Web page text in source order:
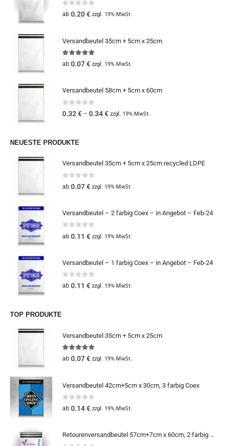
0out of 5
ab 0.20€ zzgl. 19% MwSt.
Versandbeutel 35cm + 5cm x 25cm
5.00 out of 5
ab 0.07€ zzgl. 19% MwSt.
Versandbeutel 58cm + 5cm x 60cm
0 out of 5
0.32€ – 0.34€ zzgl. 19% MwSt.
NEUESTE PRODUKTE
Versandbeutel 35cm + 5cm x 25cm recycled LDPE
0out of 5
ab 0.07€ zzgl. 19% MwSt.
Versandbeutel – 2 farbig Coex – in Angebot – Feb-24
0out of 5
ab 0.11 € zzgl. 19% MwSt.
Versandbeutel – 1 farbig Coex – in Angebot – Feb-24
0out of 5
ab 0.11 € zzgl. 19% MwSt.
TOP PRODUKTE
Versandbeutel 35cm + 5cm x 25cm
5.00 out of 5
ab 0.07€ zzgl. 19% MwSt.
Versandbeutel 42cm+5cm x 30cm, 3 farbig Coex
0out of 5
ab 0.14€ zzgl. 19% MwSt.
Retourenversandbeutel 57cm+7cm x 60cm, 2 farbig Coex